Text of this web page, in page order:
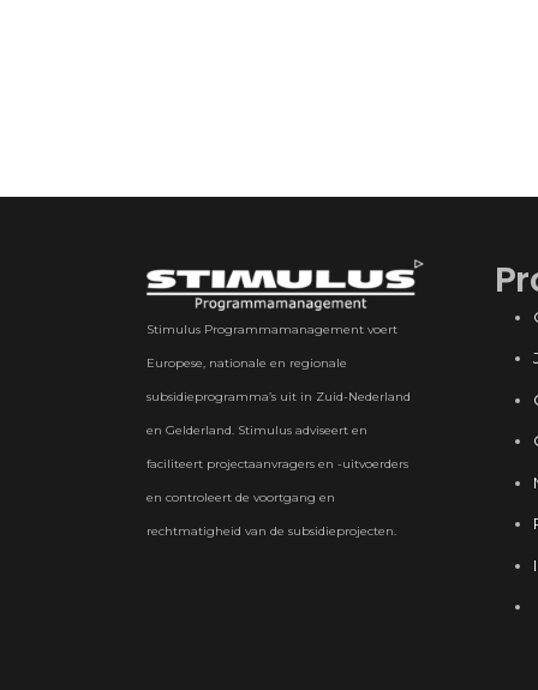
Stimulus Programmamanagement voert
Europese, nationale en regionale
subsidieprogramma’s uit in Zuid-Nederland
en Gelderland. Stimulus adviseert en
faciliteert projectaanvragers en -uitvoerders
en controleert de voortgang en
rechtmatigheid van de subsidieprojecten.